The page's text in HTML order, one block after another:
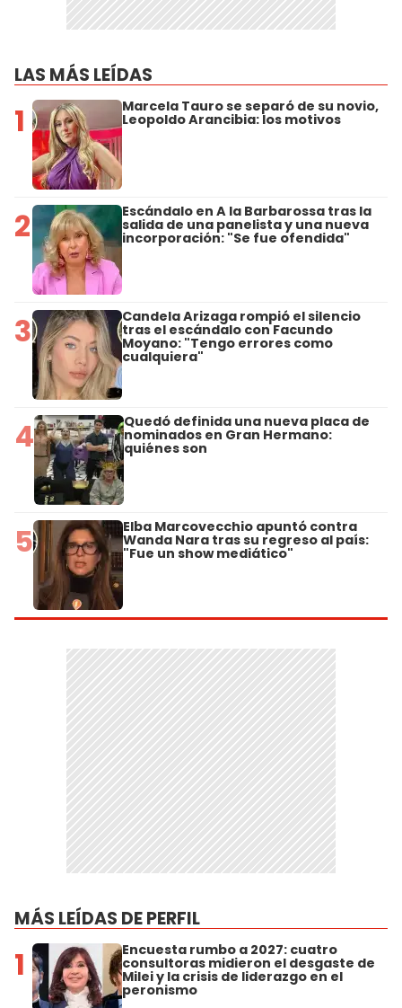
LAS MÁS LEÍDAS
1 Marcela Tauro se separó de su novio,
Leopoldo Arancibia: los motivos
2 Escándalo en A la Barbarossa tras la
salida de una panelista y una nueva
incorporación: "Se fue ofendida"
3 Candela Arizaga rompió el silencio
tras el escándalo con Facundo
Moyano: "Tengo errores como
cualquiera"
4 Quedó definida una nueva placa de
nominados en Gran Hermano:
quiénes son
5 Elba Marcovecchio apuntó contra
Wanda Nara tras su regreso al país:
"Fue un show mediático"
MÁS LEÍDAS DE PERFIL
1 Encuesta rumbo a 2027: cuatro
consultoras midieron el desgaste de
Milei y la crisis de liderazgo en el
peronismo